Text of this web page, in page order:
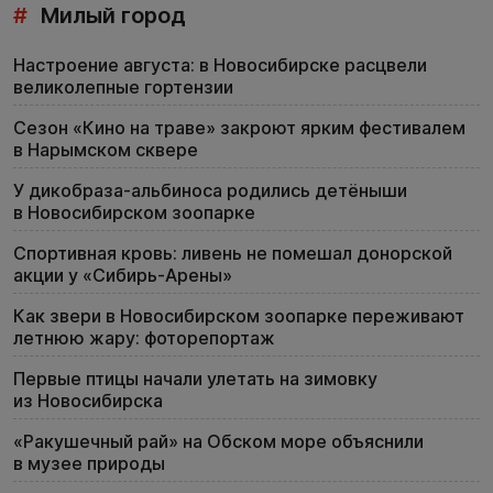
# Милый город
Настроение августа: в Новосибирске расцвели
великолепные гортензии
Сезон «Кино на траве» закроют ярким фестивалем
в Нарымском сквере
У дикобраза-альбиноса родились детёныши
в Новосибирском зоопарке
Спортивная кровь: ливень не помешал донорской
акции у «Сибирь-Арены»
Как звери в Новосибирском зоопарке переживают
летнюю жару: фоторепортаж
Первые птицы начали улетать на зимовку
из Новосибирска
«Ракушечный рай» на Обском море объяснили
в музее природы